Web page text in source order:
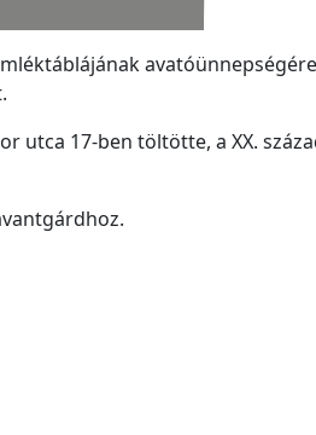
utca 17-ben töltötte, a XX.